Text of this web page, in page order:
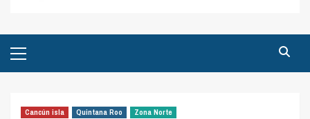
principal
Cancún isla Quintana Roo Zona Norte